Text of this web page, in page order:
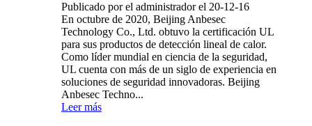
Publicado por el administrador el 20-12-16
En octubre de 2020, Beijing Anbesec
Technology Co., Ltd. obtuvo la certificación UL
para sus productos de detección lineal de calor.
Como líder mundial en ciencia de la seguridad,
UL cuenta con más de un siglo de experiencia en
soluciones de seguridad innovadoras. Beijing
Anbesec Techno...
Leer más